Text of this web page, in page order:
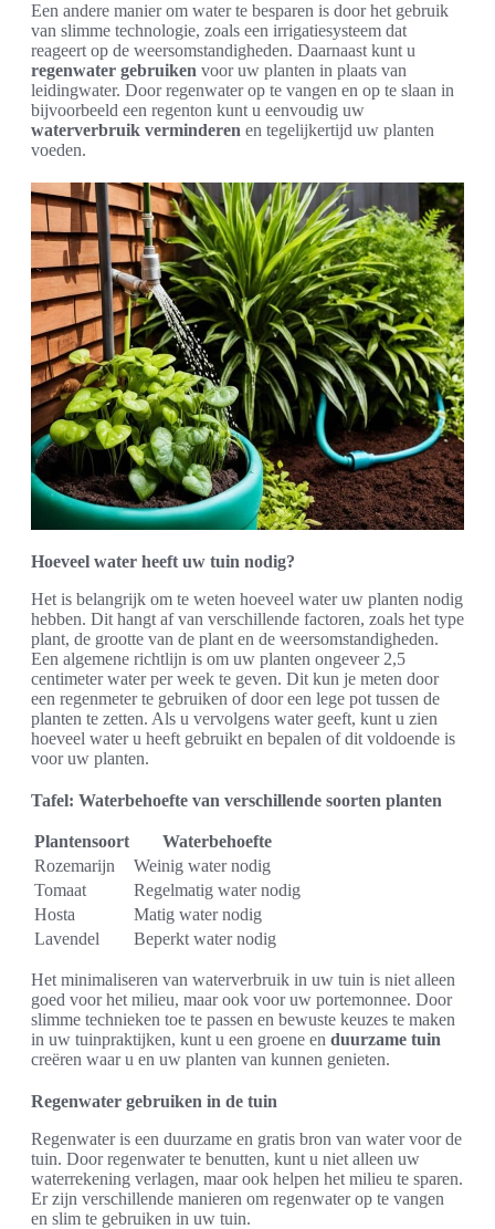
Een andere manier om water te besparen is door het gebruik
van slimme technologie, zoals een irrigatiesysteem dat
reageert op de weersomstandigheden. Daarnaast kunt u
regenwater gebruiken voor uw planten in plaats van
leidingwater. Door regenwater op te vangen en op te slaan in
bijvoorbeeld een regenton kunt u eenvoudig uw
waterverbruik verminderen en tegelijkertijd uw planten
voeden.
Hoeveel water heeft uw tuin nodig?
Het is belangrijk om te weten hoeveel water uw planten nodig
hebben. Dit hangt af van verschillende factoren, zoals het type
plant, de grootte van de plant en de weersomstandigheden.
Een algemene richtlijn is om uw planten ongeveer 2,5
centimeter water per week te geven. Dit kun je meten door
een regenmeter te gebruiken of door een lege pot tussen de
planten te zetten. Als u vervolgens water geeft, kunt u zien
hoeveel water u heeft gebruikt en bepalen of dit voldoende is
voor uw planten.
Tafel: Waterbehoefte van verschillende soorten planten
Plantensoort
Waterbehoefte
Rozemarijn
Weinig water nodig
Tomaat
Regelmatig water nodig
Hosta
Matig water nodig
Lavendel
Beperkt water nodig
Het minimaliseren van waterverbruik in uw tuin is niet alleen
goed voor het milieu, maar ook voor uw portemonnee. Door
slimme technieken toe te passen en bewuste keuzes te maken
in uw tuinpraktijken, kunt u een groene en duurzame tuin
creëren waar u en uw planten van kunnen genieten.
Regenwater gebruiken in de tuin
Regenwater is een duurzame en gratis bron van water voor de
tuin. Door regenwater te benutten, kunt u niet alleen uw
waterrekening verlagen, maar ook helpen het milieu te sparen.
Er zijn verschillende manieren om regenwater op te vangen
en slim te gebruiken in uw tuin.